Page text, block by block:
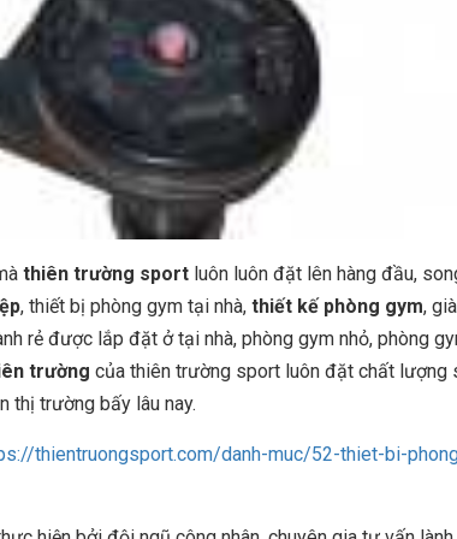
thiên trường sport luôn luôn đặt lên hàng đầu,
, thiết bị phòng gym tại nhà, thiết kế phòng gym,
rẻ được lắp đặt ở tại nhà, phòng gym nhỏ, phòng
trường của thiên trường sport luôn đặt chất lượng
thị trường bấy lâu nay.
thientruongsport.com/danh-muc/52-thiet-bi-